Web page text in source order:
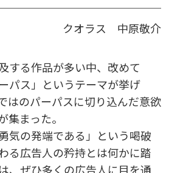
クオラス 中原敬介
する作品が多い中、改めて
パス」というテーマが挙げ
はのパーパスに切り込んだ意欲
集まった。
気の発端である」という喝破
る広告人の矜持とは何かに踏
、ぜひ多くの広告人に目を通